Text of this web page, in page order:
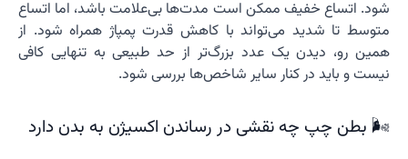
شود. اتساع خفیف ممکن است مدت‌ها بی‌علامت باشد، اما اتساع
متوسط تا شدید می‌تواند با کاهش قدرت پمپاژ همراه شود. از
همین رو، دیدن یک عدد بزرگ‌تر از حد طبیعی به تنهایی کافی
نیست و باید در کنار سایر شاخص‌ها بررسی شود.
🌬️ بطن چپ چه نقشی در رساندن اکسیژن به بدن دارد